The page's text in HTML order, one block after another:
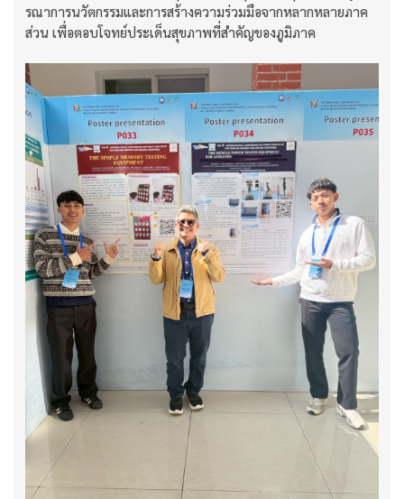
รณาการนวัตกรรมและการสร้างความร่วมมือจากหลากหลายภาค
ส่วน เพื่อตอบโจทย์ประเด็นสุขภาพที่สำคัญของภูมิภาค